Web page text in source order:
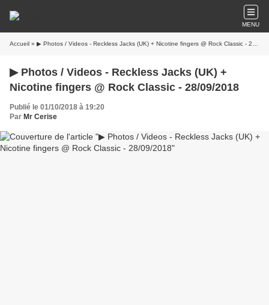
MENU
Accueil » ▶ Photos / Videos - Reckless Jacks (UK) + Nicotine fingers @ Rock Classic - 28/09/2018
▶ Photos / Videos - Reckless Jacks (UK) +
Nicotine fingers @ Rock Classic - 28/09/2018
Publié le 01/10/2018 à 19:20
Par Mr Cerise